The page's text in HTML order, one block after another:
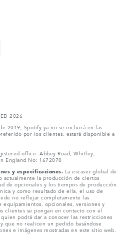
2026
2019, Spotify ya no se incluirá en las
por los clientes, estará disponible a
office: Abbey Road, Whitley,
England No: 1672070
y especificaciones. La escasez global de
actualmente la producción de ciertos
de opcionales y los tiempos de producción.
y como resultado de ella, el uso de
no reflejar completamente las
equipamientos, opcionales, versiones y
clientes se pongan en contacto con el
podrá dar a conocer las restricciones
que no realicen un pedido basándose
e imágenes mostradas en este sitio web.